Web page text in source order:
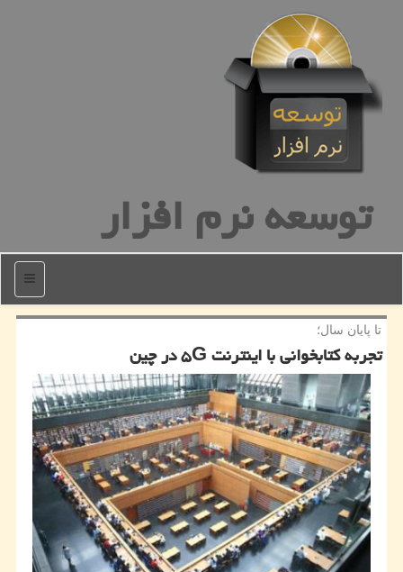
توسعه نرم افزار
منو
تا پایان سال؛
تجربه كتابخوانی با اینترنت ۵G در چین